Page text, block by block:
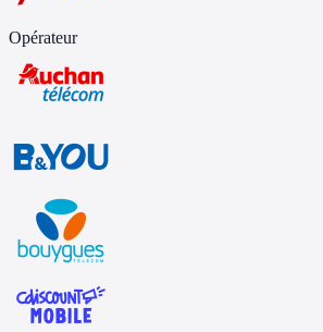
Opérateur